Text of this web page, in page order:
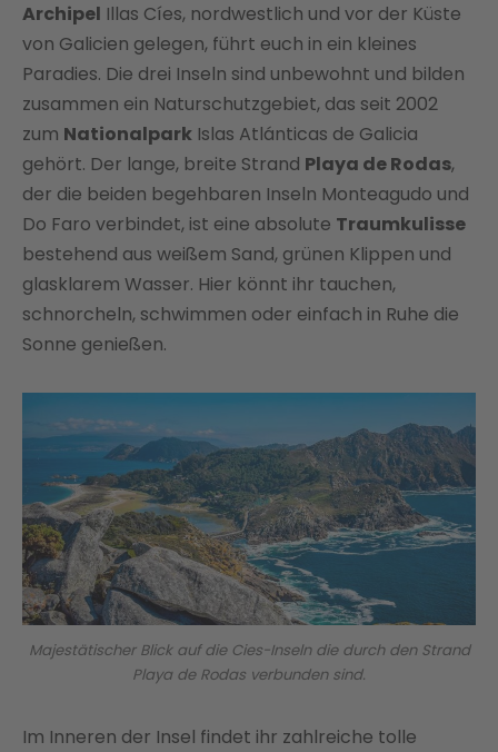
Archipel Illas Cíes, nordwestlich und vor der Küste
von Galicien gelegen, führt euch in ein kleines
Paradies. Die drei Inseln sind unbewohnt und bilden
zusammen ein Naturschutzgebiet, das seit 2002
zum Nationalpark Islas Atlánticas de Galicia
gehört. Der lange, breite Strand Playa de Rodas,
der die beiden begehbaren Inseln Monteagudo und
Do Faro verbindet, ist eine absolute Traumkulisse
bestehend aus weißem Sand, grünen Klippen und
glasklarem Wasser. Hier könnt ihr tauchen,
schnorcheln, schwimmen oder einfach in Ruhe die
Sonne genießen.
Majestätischer Blick auf die Cies-Inseln die durch den Strand
Playa de Rodas verbunden sind.
Im Inneren der Insel findet ihr zahlreiche tolle